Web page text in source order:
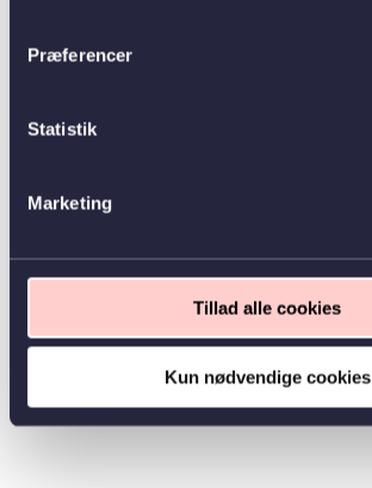
Præferencer
Statistik
Marketing
Tillad alle cookies
Kun nødvendige cookies